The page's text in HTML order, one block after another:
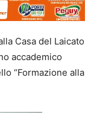
Casa del Laicato
accademico
“Formazione alla